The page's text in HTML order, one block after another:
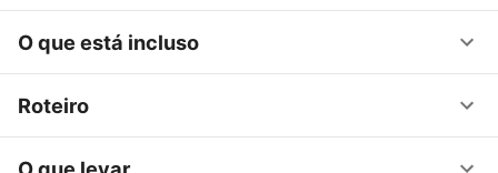
O que está incluso
Roteiro